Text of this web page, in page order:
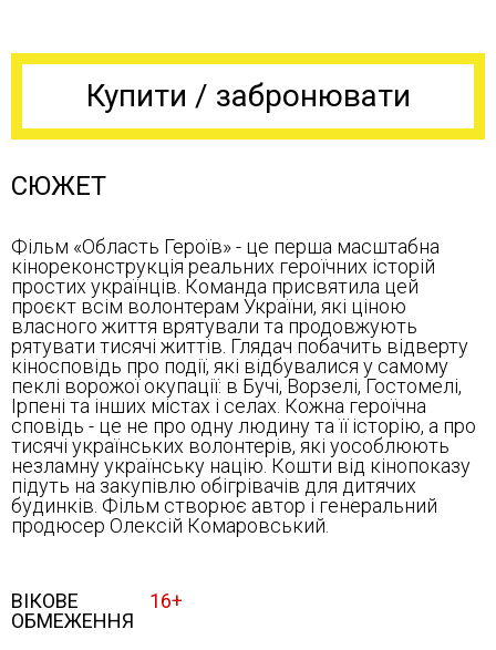
Купити / забронювати
СЮЖЕТ
Фільм «Область Героїв» - це перша масштабна
кінореконструкція реальних героїчних історій
простих українців. Команда присвятила цей
проєкт всім волонтерам України, які ціною
власного життя врятували та продовжують
рятувати тисячі життів. Глядач побачить відверту
кіносповідь про події, які відбувалися у самому
пеклі ворожої окупації: в Бучі, Ворзелі, Гостомелі,
Ірпені та інших містах і селах. Кожна героїчна
сповідь - це не про одну людину та її історію, а про
тисячі українських волонтерів, які уособлюють
незламну українську націю. Кошти від кінопоказу
підуть на закупівлю обігрівачів для дитячих
будинків. Фільм створює автор і генеральний
продюсер Олексій Комаровський.
ВІКОВЕ
ОБМЕЖЕННЯ
16+